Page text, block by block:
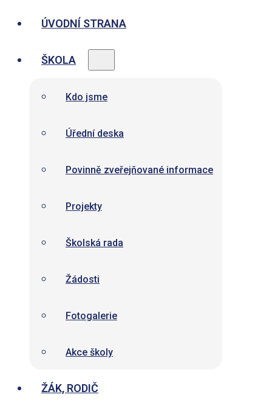
ÚVODNÍ STRANA
ŠKOLA
Kdo jsme
Úřední deska
Povinně zveřejňované informace
Projekty
Školská rada
Žádosti
Fotogalerie
Akce školy
ŽÁK, RODIČ